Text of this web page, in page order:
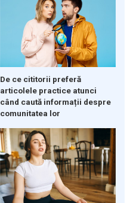
De ce cititorii preferă
articolele practice atunci
când caută informații despre
comunitatea lor